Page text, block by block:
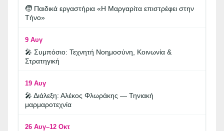
🧒 Παιδικά εργαστήρια «Η Μαργαρίτα επιστρέφει στην
Τήνο»
9 Αυγ
🎤 Συμπόσιο: Τεχνητή Νοημοσύνη, Κοινωνία &
Στρατηγική
19 Αυγ
🎤 Διάλεξη: Αλέκος Φλωράκης — Τηνιακή
μαρμαροτεχνία
26 Αυγ–12 Οκτ